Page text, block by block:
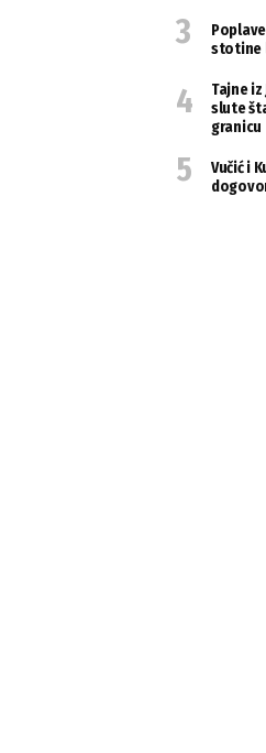
stotine
Tajne
slute
granicu
Vučić i